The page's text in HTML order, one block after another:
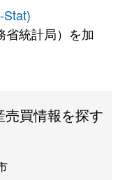
Stat)
省統計局）を加
買情報を探す